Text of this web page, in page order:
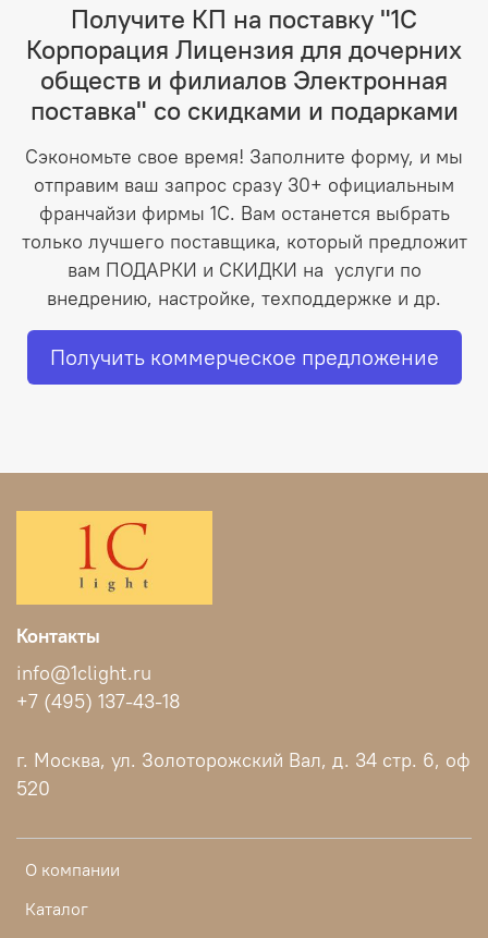
Получите КП на поставку "1С
Корпорация Лицензия для дочерних
обществ и филиалов Электронная
поставка" со скидками и подарками
Сэкономьте свое время! Заполните форму, и мы
отправим ваш запрос сразу 30+ официальным
франчайзи фирмы 1С. Вам останется выбрать
только лучшего поставщика, который предложит
вам ПОДАРКИ и СКИДКИ на услуги по
внедрению, настройке, техподдержке и др.
Получить коммерческое предложение
О компании
Каталог
Контакты
info@1clight.ru
+7 (495) 137-43-18
г. Москва, ул. Золоторожский Вал, д. 34 стр. 6, оф
520